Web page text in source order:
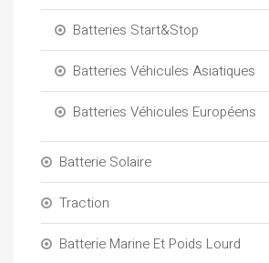
Batteries Start&Stop
Batteries Véhicules Asiatiques
Batteries Véhicules Européens
Batterie Solaire
Traction
Batterie Marine Et Poids Lourd